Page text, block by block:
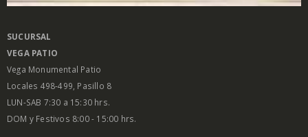
SUCURSAL
VEGA PATIO
Vega Monumental Patio
Locales 498-499, Pasillo 8
LUN-SAB 7:30 a 15:30 hrs.
DOM y Festivos 8:00 - 15:00 hrs.